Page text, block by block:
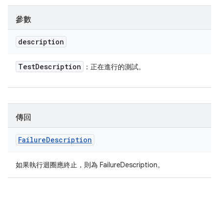
參數
description
TestDescription ：正在進行的測試。
傳回
FailureDescription
如果執行迴圈應終止，則為 FailureDescription。